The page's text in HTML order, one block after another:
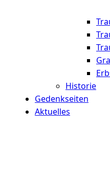
Historie
Gedenkseiten
Aktuelles